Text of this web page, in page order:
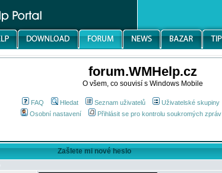
forum.WMHelp.cz
O všem, co souvisí s Windows Mobile
FAQ Hledat Seznam uživatelů Uživatelské skupiny
Osobní nastavení
Přihlásit se pro kontrolu soukromých zpráv
Zašlete mi nové heslo